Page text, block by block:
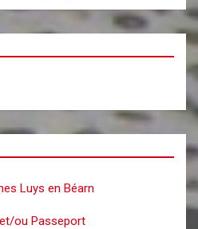
Luys en Béarn
ou Passeport